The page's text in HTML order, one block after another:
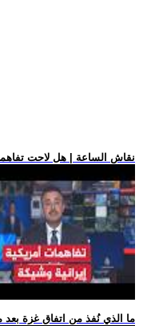
.. نقاش الساعة | هل لاحت
.. ما الذي نُفذ من اتفاق غزة بعد مرور